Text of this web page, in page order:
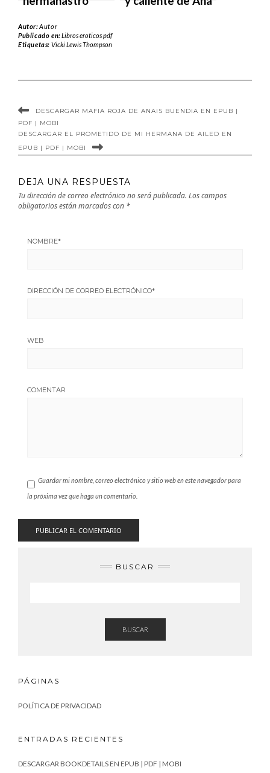
de AKASH
HOSSAIN en
MOBI
Autor:Autor
Publicado en:Libros eroticos pdf
Etiquetas: Vicki Lewis Thompson
DESCARGAR MAFIA ROJA DE ANAIS BUENDIA EN EPUB |
PDF | MOBI
DESCARGAR EL PROMETIDO DE MI HERMANA DE AILED EN
EPUB | PDF | MOBI
DEJA UNA RESPUESTA
Tu dirección de correo electrónico no será publicada. Los campos
obligatorios están marcados con *
NOMBRE*
DIRECCIÓN DE CORREO ELECTRÓNICO*
WEB
COMENTAR
Guardar mi nombre, correo electrónico y sitio web en este navegador para
la próxima vez que haga un comentario.
BUSCAR
BUSCAR
PÁGINAS
POLÍTICA DE PRIVACIDAD
ENTRADAS RECIENTES
DESCARGAR BOOKDETAILS EN EPUB | PDF | MOBI